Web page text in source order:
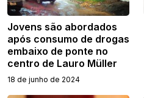
Jovens são abordados
após consumo de drogas
embaixo de ponte no
centro de Lauro Müller
18 de junho de 2024